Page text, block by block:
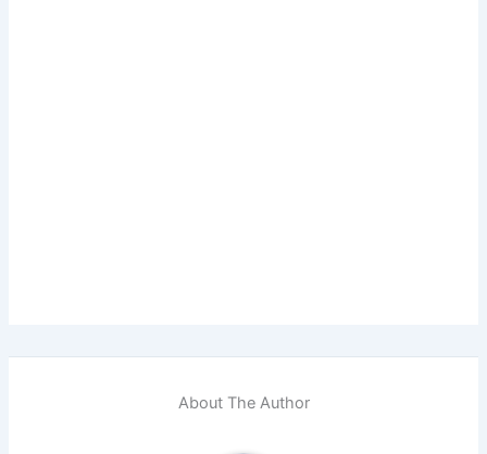
About The Author